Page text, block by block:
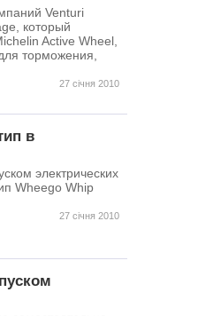
Venturi
который
Active Wheel,
торможения,
27 січня 2010
в
электрических
Wheego Whip
27 січня 2010